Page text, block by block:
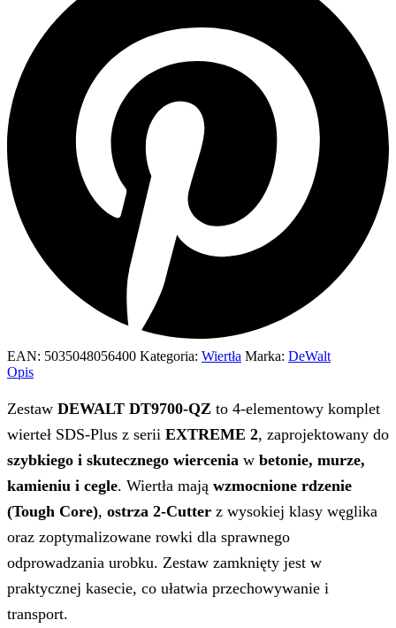
EAN: 5035048056400 Kategoria: Wiertła Marka: DeWalt
Opis
Zestaw DEWALT DT9700‑QZ to 4‑elementowy komplet
wierteł SDS‑Plus z serii EXTREME 2, zaprojektowany do
szybkiego i skutecznego wiercenia w betonie, murze,
kamieniu i cegle. Wiertła mają wzmocnione rdzenie
(Tough Core), ostrza 2-Cutter z wysokiej klasy węglika
oraz zoptymalizowane rowki dla sprawnego
odprowadzania urobku. Zestaw zamknięty jest w
praktycznej kasecie, co ułatwia przechowywanie i
transport.